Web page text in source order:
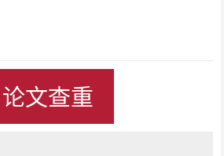
论文查重